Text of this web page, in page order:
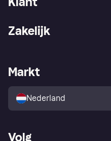
Winkeloverzicht
Kopersbescherming voor
consumenten
Zakelijk
Zakelijke login
Markt
Nederland
Volg